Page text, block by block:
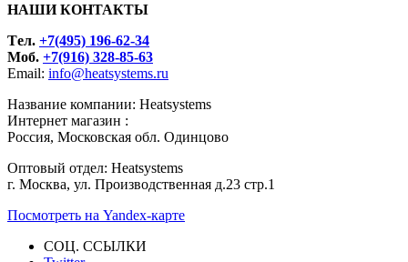
НАШИ КОНТАКТЫ
Tел. +7(495) 196-62-34
Моб. +7(916) 328-85-63
Email: info@heatsystems.ru
Название компании: Heatsystems
Интернет магазин :
Россия, Московская обл. Одинцово
Оптовый отдел: Heatsystems
г. Москва, ул. Производственная д.23 стр.1
Посмотреть на Yandex-карте
СОЦ. ССЫЛКИ